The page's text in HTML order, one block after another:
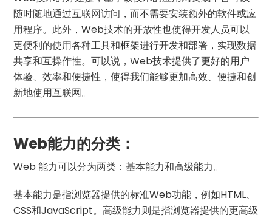
随时随地通过互联网访问，而不需要安装额外的软件或应
用程序。此外，Web技术的开放性也使得开发人员可以
更便利的使用各种工具和框架进行开发和部署，实现数据
共享和互操作性。可以说，Web技术提供了更好的用户
体验、效率和便捷性，使得我们能够更加高效、便捷和创
新地使用互联网。
Web能力的分类：
Web 能力可以分为两类：基本能力和高级能力。
基本能力是指浏览器提供的标准Web功能，例如HTML、
CSS和JavaScript。高级能力则是指浏览器提供的更高级